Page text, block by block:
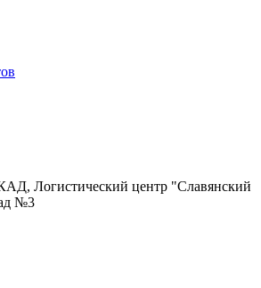
Логистический центр "Славянский
№3